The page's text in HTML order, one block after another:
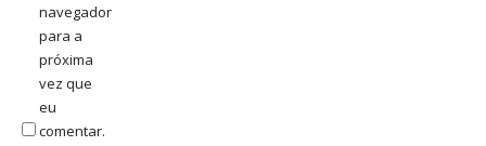
navegador
para a
próxima
vez que
eu
comentar.